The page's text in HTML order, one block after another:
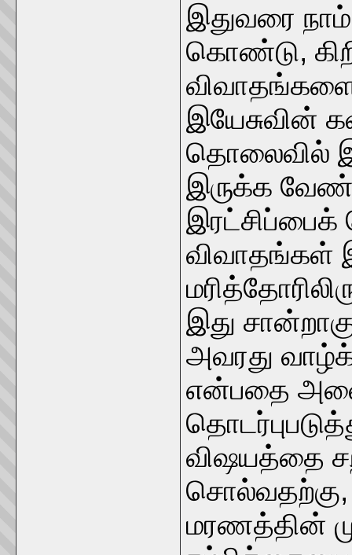
இதுவரை
கொண்டு,
இயேசுவின்
தொலைவில்
இருக்க
இரட்சிப்பைக்
விவாதங்கள்
இது
அவரது
என்பதை
விஷயத்தை
சொல்வதற்கு,
மரணத்தின்